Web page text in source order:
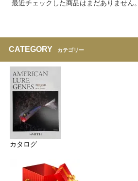
最近チェックした商品はまだありません。
CATEGORY カテゴリー
カタログ